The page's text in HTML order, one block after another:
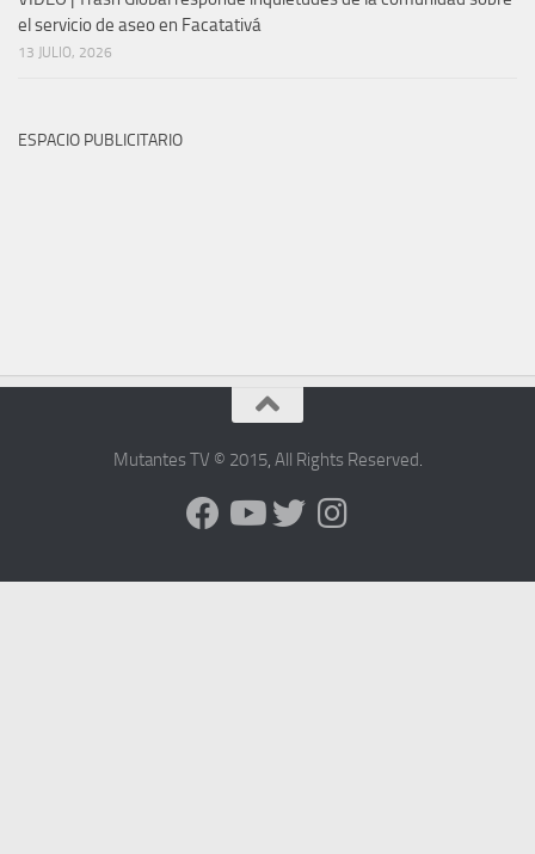
el servicio de aseo en Facatativá
13 JULIO, 2026
ESPACIO PUBLICITARIO
Mutantes TV © 2015, All Rights Reserved.